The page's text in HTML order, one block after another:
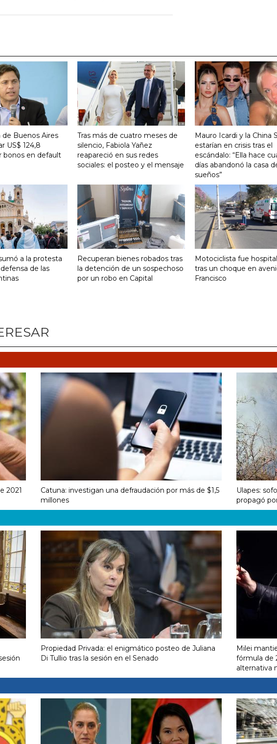
de Buenos Aires
US$ 124,8
bonos en default
Tras más de cuatro meses de
silencio, Fabiola Yañez
reapareció en sus redes
sociales: el posteo y el mensaje
Mauro Icardi y la China
estarían en crisis tras el
escándalo: “Ella hace
días abandonó la casa
sueños”
a la protesta
de las
Recuperan bienes robados tras
la detención de un sospechoso
por un robo en Capital
Motociclista fue
tras un choque en
Francisco
2021
Catuna: investigan una defraudación por más de $1,5
millones
Ulapes:
propagó
Propiedad Privada: el enigmático posteo de Juliana
Di Tullio tras la sesión en el Senado
Milei
fórmula de
alternativa